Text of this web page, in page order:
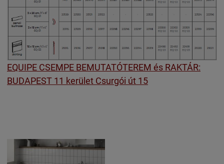
EQUIPE CSEMPE BEMUTATÓTEREM és RAKTÁR:
BUDAPEST 11 kerület Csurgói út 15